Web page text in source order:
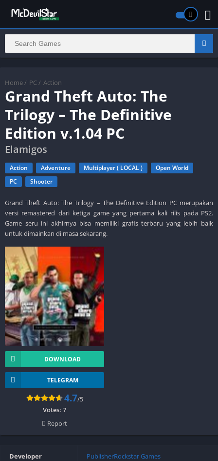
Home / PC / Action
Grand Theft Auto: The
Trilogy – The Definitive
Edition v.1.04 PC
Elamigos
Action Adventure Multiplayer ( LOCAL )
Open World
PC
Shooter
Grand Theft Auto: The Trilogy – The Definitive Edition PC merupakan
versi remastered dari ketiga game yang pertama kali rilis pada PS2.
Game seru ini akhirnya bisa memiliki grafis terbaru yang lebih baik
untuk dimainkan di masa sekarang.
DOWNLOAD
TELEGRAM
4.7/5
Votes: 7
Report
Developer PublisherRockstar Games